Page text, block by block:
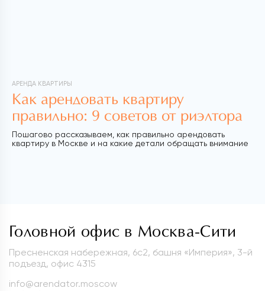
АРЕНДА КВАРТИРЫ
Как арендовать квартиру
правильно: 9 советов от риэлтора
Пошагово рассказываем, как правильно арендовать
квартиру в Москве и на какие детали обращать внимание
Головной офис в Москва-Сити
Пресненская набережная, 6с2, башня «Империя», 3-й
подъезд, офис 4315
info@arendator.moscow